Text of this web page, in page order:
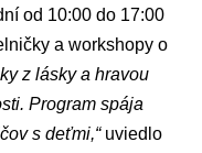
od 10:00 do 17:00
a workshopy o
z lásky a hravou
Program spája
s deťmi,“uviedlo